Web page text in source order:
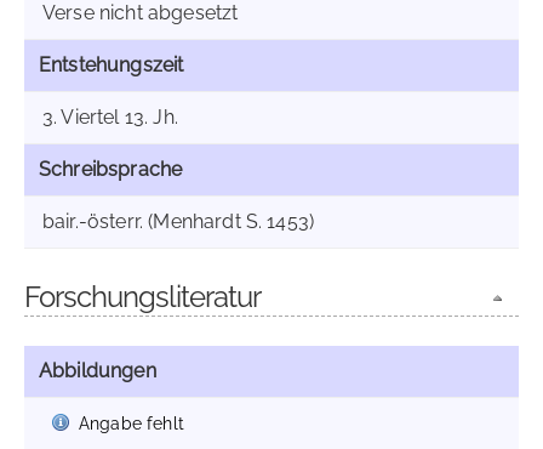
Verse nicht abgesetzt
Entstehungszeit
3. Viertel 13. Jh.
Schreibsprache
bair.-österr. (Menhardt S. 1453)
Forschungsliteratur
Abbildungen
Angabe fehlt